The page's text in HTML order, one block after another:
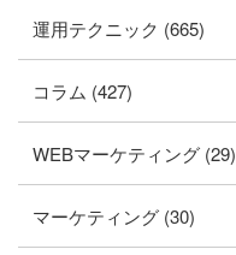
運用テクニック (665)
コラム (427)
WEBマーケティング (29)
マーケティング (30)